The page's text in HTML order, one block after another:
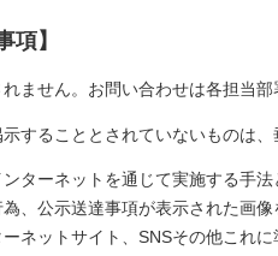
項】
ません。お問い合わせは各担当部
することとされていないものは
ターネットを通じて実施する手
、公示送達事項が表示された画
ネットサイト、SNSその他これ